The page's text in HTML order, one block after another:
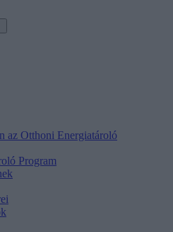
az Otthoni Energiatároló
Program